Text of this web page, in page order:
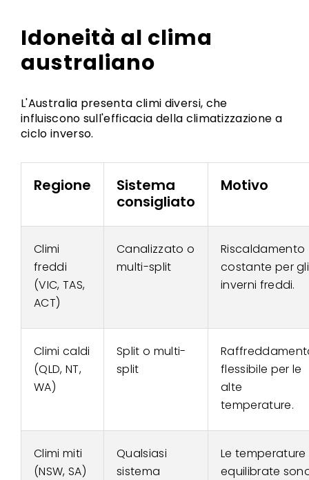
Idoneità al clima
australiano
L'Australia presenta climi diversi, che
influiscono sull'efficacia della climatizzazione a
ciclo inverso.
Regione
Sistema
consigliato
Motivo
Climi
freddi
(VIC, TAS,
ACT)
Canalizzato o
multi-split
Riscaldamento
costante per gli
inverni freddi.
Climi caldi
(QLD, NT,
WA)
Split o multi-
split
flessibile per le
alte
temperature.
Climi miti
(NSW, SA)
Qualsiasi
sistema
Le temperature
equilibrate